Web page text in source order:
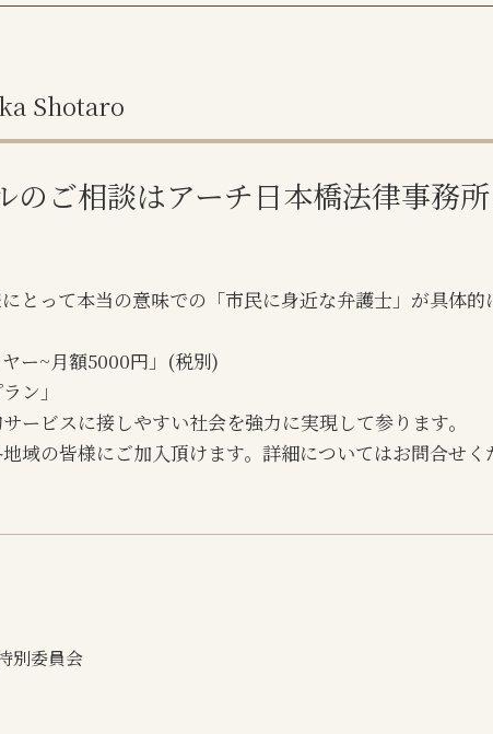
約書
無料相談
弁護士
Shotaro
のご相談はアーチ日本橋法律事務
とって本当の意味での「市民に身近な弁護士」が具体的
ー~月額5000円」(税別)
ン」
ービスに接しやすい社会を強力に実現して参ります。
域の皆様にご加入頂けます。詳細についてはお問合せく
別委員会